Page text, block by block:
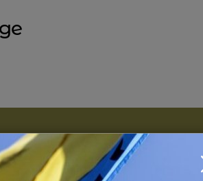
категорії
лица